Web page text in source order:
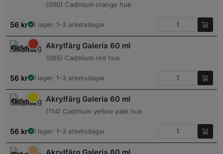
(090) Cadmium orange hue
56 kr I lager: 1-3 arbetsdagar
Akrylfärg Galeria 60 ml
(095) Cadmium red hue
56 kr I lager: 1-3 arbetsdagar
Akrylfärg Galeria 60 ml
(114) Cadmium yellow pale hue
56 kr I lager: 1-3 arbetsdagar